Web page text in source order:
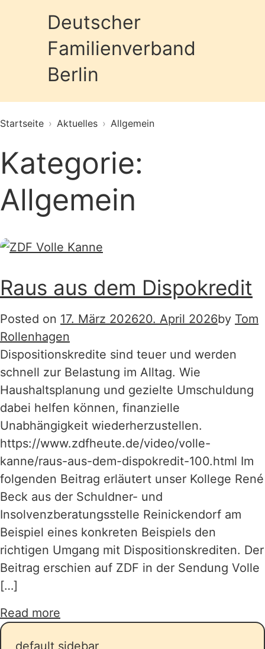
Deutscher
Familienverband
Berlin
Startseite › Aktuelles › Allgemein
Kategorie:
Allgemein
Raus aus dem Dispokredit
Posted on 17. März 202620. April 2026by Tom
Rollenhagen
Dispositionskredite sind teuer und werden
schnell zur Belastung im Alltag. Wie
Haushaltsplanung und gezielte Umschuldung
dabei helfen können, finanzielle
Unabhängigkeit wiederherzustellen.
https://www.zdfheute.de/video/volle-
kanne/raus-aus-dem-dispokredit-100.html Im
folgenden Beitrag erläutert unser Kollege René
Beck aus der Schuldner- und
Insolvenzberatungsstelle Reinickendorf am
Beispiel eines konkreten Beispiels den
richtigen Umgang mit Dispositionskrediten. Der
Beitrag erschien auf ZDF in der Sendung Volle
[…]
Read more
default sidebar